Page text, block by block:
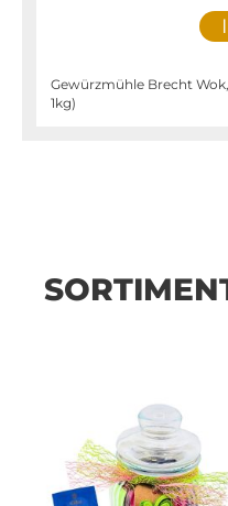
Gewürzmühle Brecht
1kg)